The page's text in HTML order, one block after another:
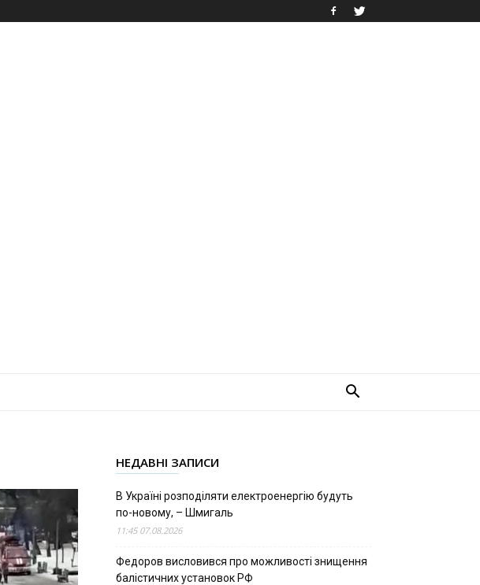
НЕДАВНІ ЗАПИСИ
В Україні розподіляти електроенергію будуть
по-новому, – Шмигаль
11:45 07.08.2026
Федоров висловився про можливості знищення
балістичних установок РФ